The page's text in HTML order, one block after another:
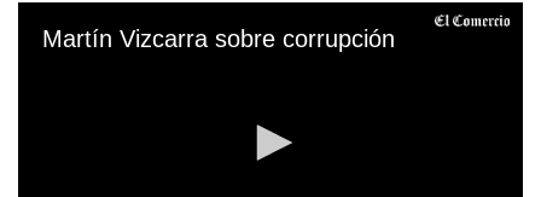
Martín Vizcarra sobre corrupción